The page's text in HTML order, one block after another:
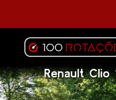
Renault Clio